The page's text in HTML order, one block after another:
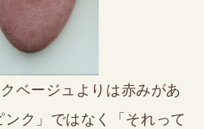
ベージュよりは赤みがあ
ンク」ではなく「それって